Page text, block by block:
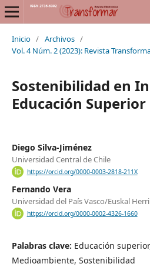
Inicio / Archivos /
Vol. 4 Núm. 2 (2023): Revista
Sostenibilidad en
Educación
Diego Silva-Jiménez
Universidad Central de Chile
https://orcid.org/0000-0003-2818-211X
Fernando Vera
Universidad del País Vasco/Euskal
https://orcid.org/0000-0002-4326-1660
Palabras clave: Educación
Medioambiente, Sostenibilidad